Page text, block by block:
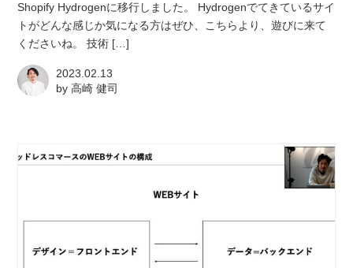
Shopify Hydrogenに移行しました。 Hydrogenでてきているサイ
トがどんな感じか気になる方はぜひ、こちらより、遊びに来て
くださいね。 技術 […]
2023.02.13
by高崎 健司